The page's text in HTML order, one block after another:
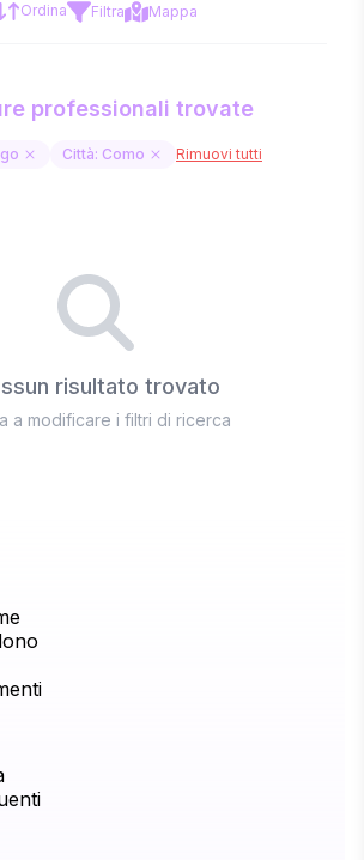
Ordina Filtra Mappa
professionali trovate
Città: Como Rimuovi tutti
risultato trovato
a modificare i filtri di ricerca